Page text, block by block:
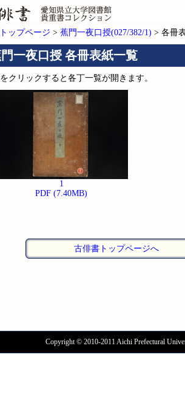
ップページ > 蕉門一夜口授(027/382/1) > 各冊
一夜口授 各冊表紙一覧
クリックすると各丁一覧が開きます。
1
PDF (7.40MB)
古俳書トップページへ
Copyright © 2010-2011 Aichi Prefectural